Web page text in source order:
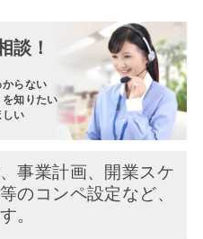
談！
らない
知りたい
い
事業計画、開業スケ
のコンペ設定など、
。